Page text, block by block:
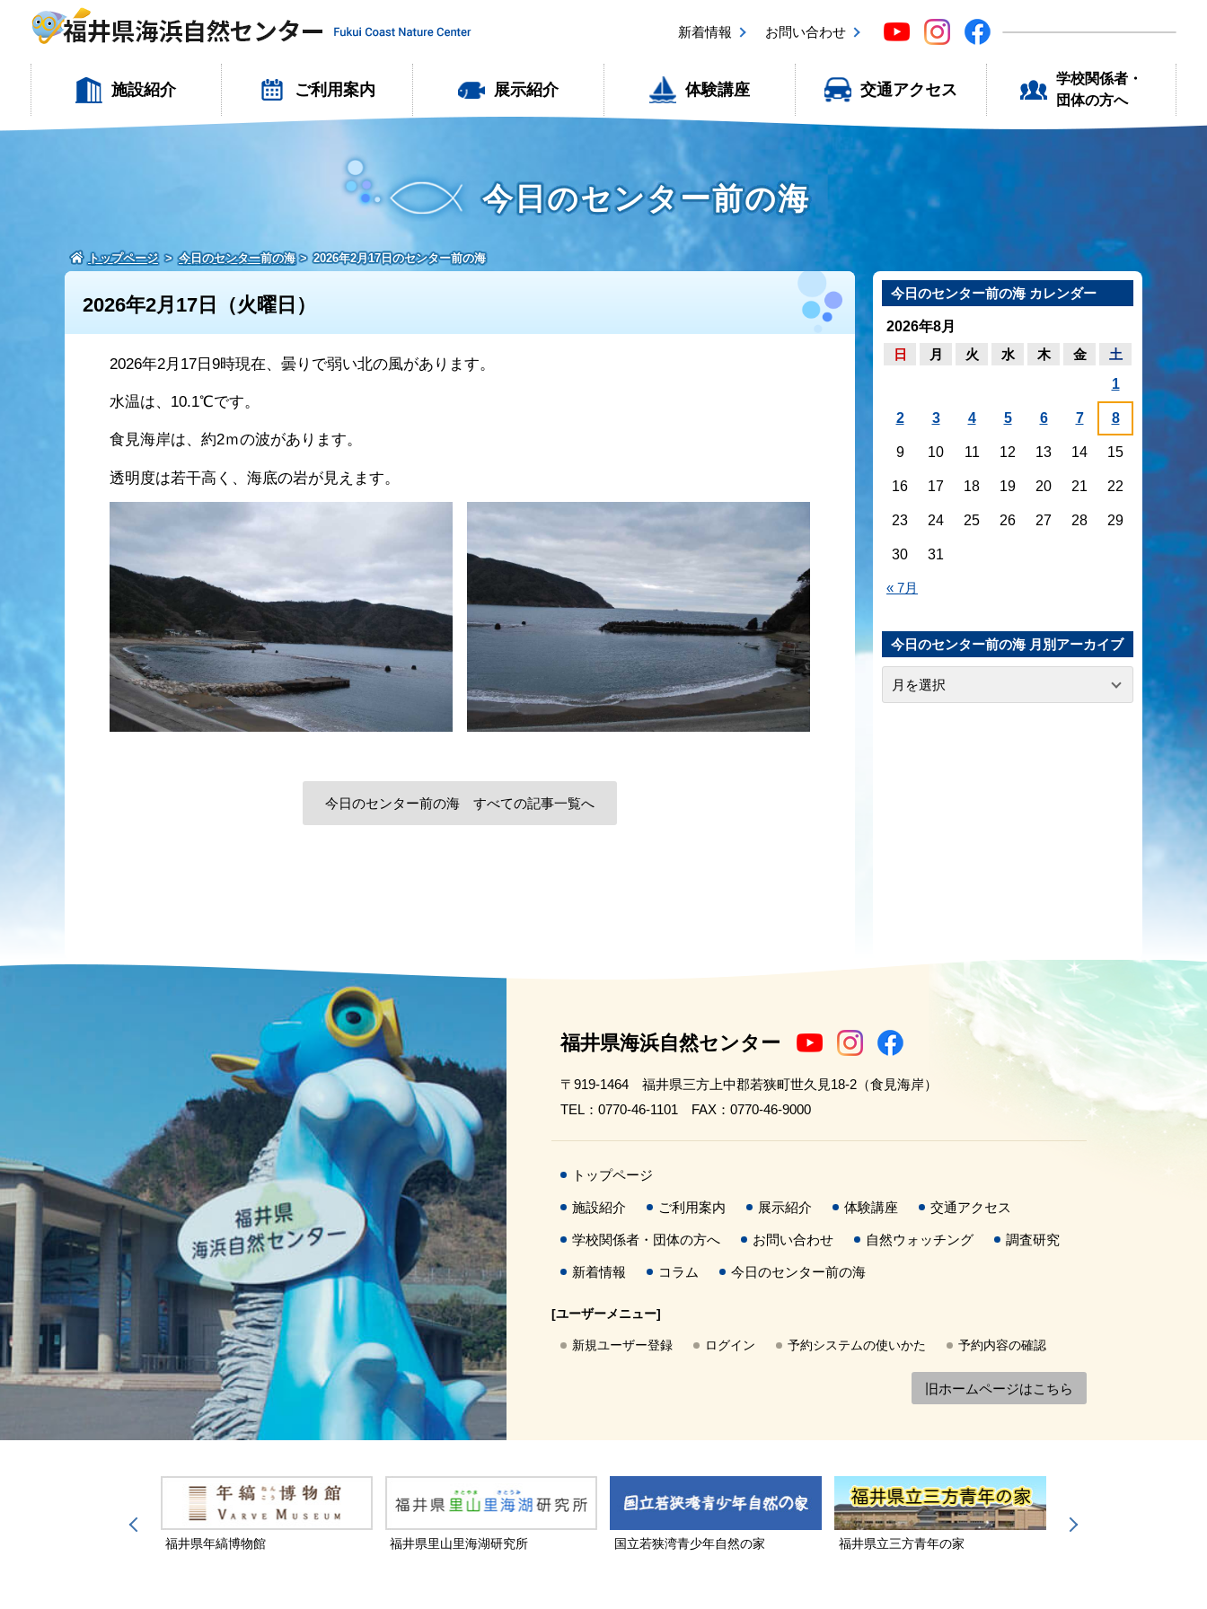
新着情報 お問い合わせ
施設紹介 ご利用案内 展示紹介 体験講座 交通アクセス
学校関係者・
団体の方へ
今日のセンター前の海
トップページ 今日のセンター前の海 2026年2月17日のセンター前の海
2026年2月17日（火曜日）
2026年2月17日9時現在、曇りで弱い北の風があります。
水温は、10.1℃です。
食見海岸は、約2ｍの波があります。
透明度は若干高く、海底の岩が見えます。
今日のセンター前の海 すべての記事一覧へ
今日のセンター前の海 カレンダー
2026年8月
日
月 火 水 木 金 土
« 7月
1
2 3 4 5 6 7 8
9 10 11 12 13 14 15
16 17 18 19 20 21 22
23 24 25 26 27 28 29
30 31
今日のセンター前の海 月別アーカイブ
福井県海浜自然センター
〒919-1464 福井県三方上中郡若狭町世久見18-2（食見海岸）
TEL：0770-46-1101 FAX：0770-46-9000
トップページ
施設紹介 ご利用案内 展示紹介 体験講座 交通アクセス
学校関係者・団体の方へ お問い合わせ 自然ウォッチング 調査研究
新着情報 コラム 今日のセンター前の海
[ユーザーメニュー]
新規ユーザー登録 ログイン 予約システムの使いかた 予約内容の確認
旧ホームページはこちら
福井県年縞博物館 福井県里山里海湖研究所 国立若狭湾青少年自然の家 福井県立三方青年の家